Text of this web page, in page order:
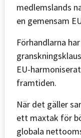
medlemslands
en gemensam
Förhandlarna
EU-
framtiden.
När det gäller
ett maxtak för
globala